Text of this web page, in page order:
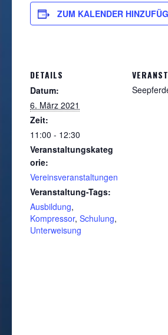
ZUM KALENDER
DETAILS
Datum:
6. März 2021
Zeit:
11:00 - 12:30
Veranstaltungskateg
orie:
Vereinsveranstaltungen
Veranstaltung-Tags:
Ausbildung,
Kompressor, Schulung,
Unterweisung